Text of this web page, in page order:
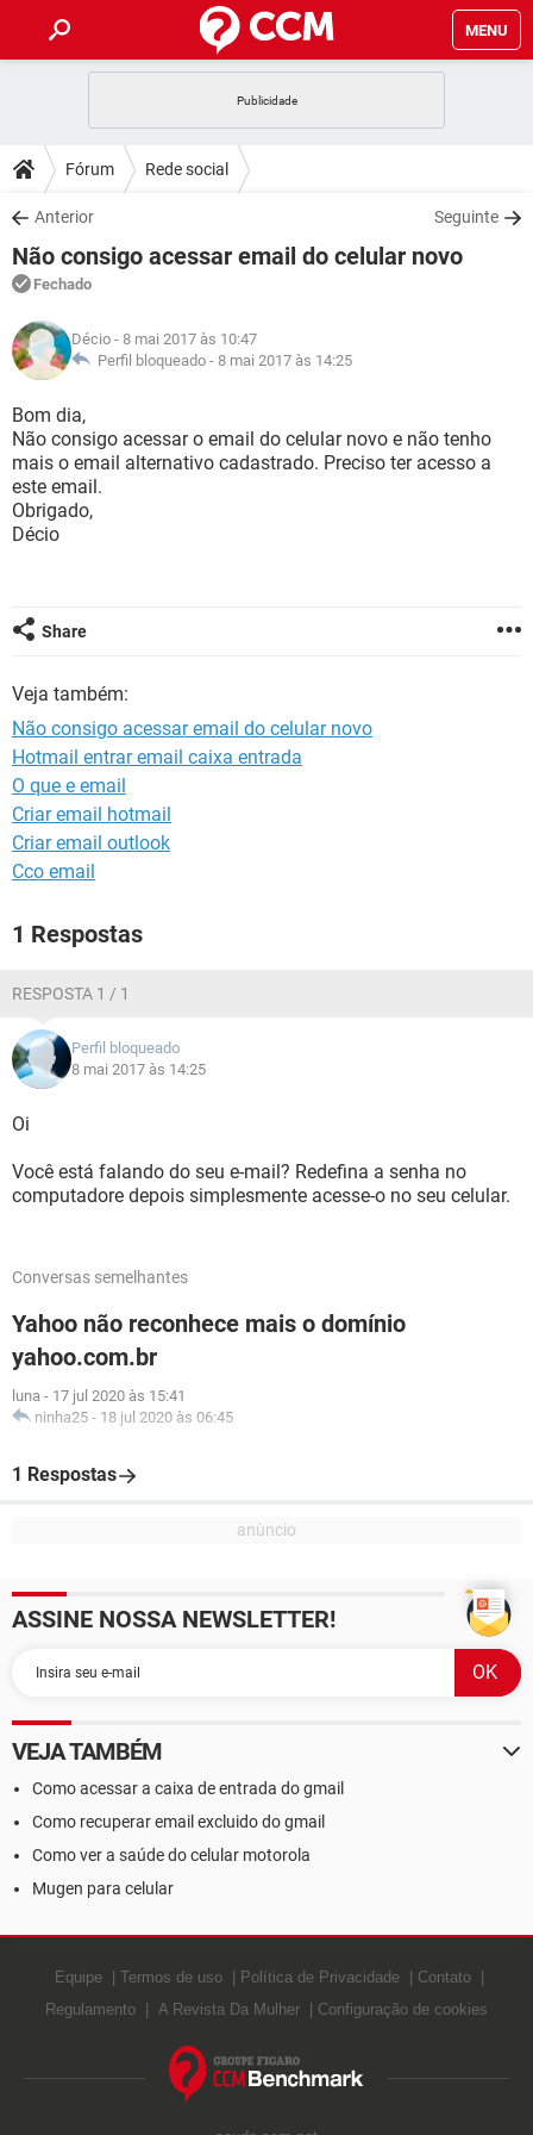
MENU
CELULAR
OUTLOOK
INSTAGRAM GMAIL
GUIA DE COMPRAS
DICAS
JOGOS
OUTLOOK
INSTAGRAM
GUIA DE COMPRAS
DOWNLOADS
JOGOS WHATSAPP
CELULAR
OUTLOOK
INSTAGRAM
GUIA DE COMPRAS
FÓRUM
JOGOS
CELULAR FACEBOOK
INSTAGRAM GMAIL
GUIA DE COMPRAS
GLOSSÁRIO
JOGOS
CELULAR
OUTLOOK EXCEL
INSTAGRAM
GUIA DE COMPRAS
Fórum Rede social
Anterior Seguinte
Não consigo acessar email do celular novo
Fechado
Décio - 8 mai 2017 às 10:47
Perfil bloqueado - 8 mai 2017 às 14:25
Bom dia,
Não consigo acessar o email do celular novo e não tenho
mais o email alternativo cadastrado. Preciso ter acesso a
este email.
Obrigado,
Décio
Share
Veja também:
Não consigo acessar email do celular novo
Hotmail entrar email caixa entrada
O que e email
Criar email hotmail
Criar email outlook
Cco email
1 Respostas
RESPOSTA 1 / 1
Perfil bloqueado
8 mai 2017 às 14:25
Oi
Você está falando do seu e-mail? Redefina a senha no
computadore depois simplesmente acesse-o no seu celular.
Conversas semelhantes
Yahoo não reconhece mais o domínio
yahoo.com.br
luna - 17 jul 2020 às 15:41
ninha25 - 18 jul 2020 às 06:45
1 Respostas
ASSINE NOSSA NEWSLETTER!
VEJA TAMBÉM
Como acessar a caixa de entrada do gmail
Como recuperar email excluido do gmail
Como ver a saúde do celular motorola
Mugen para celular
Equipe Termos de uso Política de Privacidade
Contato
Regulamento
A Revista Da Mulher Configuração de cookies